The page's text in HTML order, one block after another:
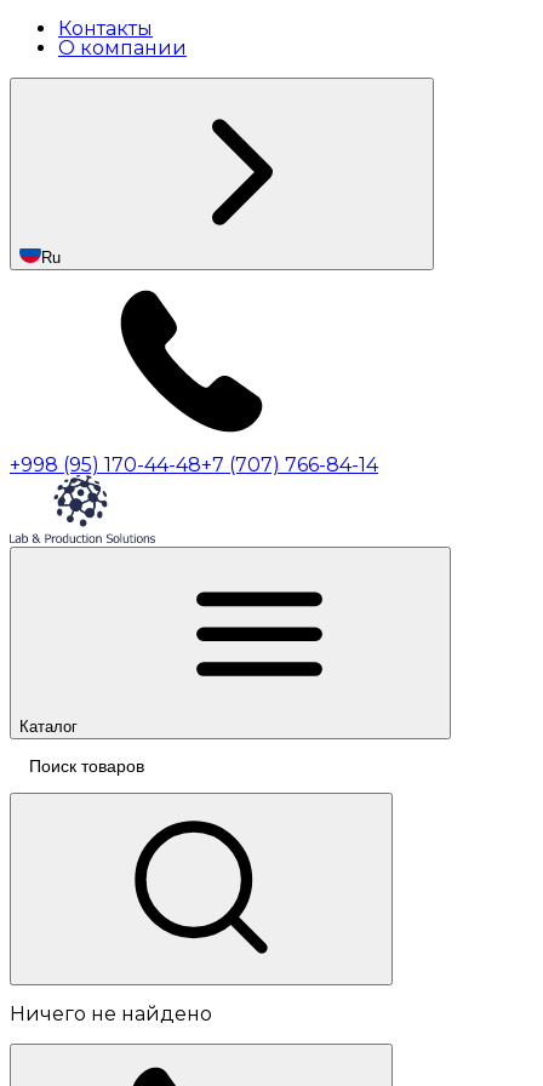
Контакты
О компании
Ru
+998 (95) 170-44-48+7 (707) 766-84-14
Каталог
Ничего не найдено